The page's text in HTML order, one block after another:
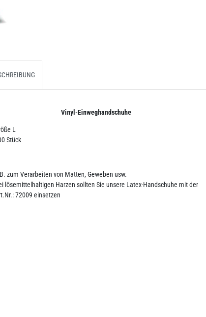
Vinyl-Einweghandschuhe
L
Stück
zum Verarbeiten von Matten, Geweben usw.
lösemittelhaltigen Harzen sollten Sie unsere Latex-Handschuhe mit der
72009 einsetzen